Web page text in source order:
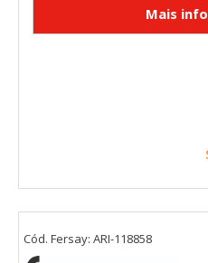
Cód. Fersay: ARI-118858
Estas cookies son
Puede configurar su
información de